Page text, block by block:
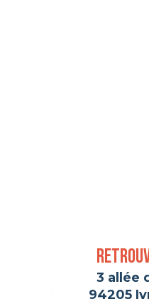
3 allée
94205